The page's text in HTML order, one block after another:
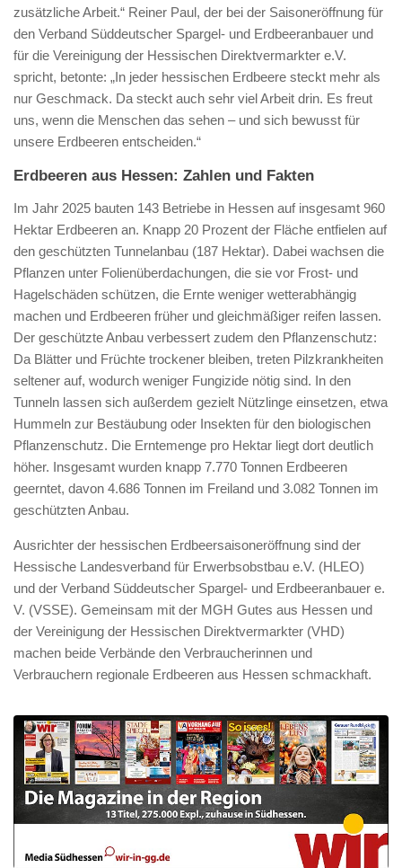
zusätzliche Arbeit.“ Reiner Paul, der bei der Saisoneröffnung für
den Verband Süddeutscher Spargel- und Erdbeeranbauer und
für die Vereinigung der Hessischen Direktvermarkter e.V.
spricht, betonte: „In jeder hessischen Erdbeere steckt mehr als
nur Geschmack. Da steckt auch sehr viel Arbeit drin. Es freut
uns, wenn die Menschen das sehen – und sich bewusst für
unsere Erdbeeren entscheiden.“
Erdbeeren aus Hessen: Zahlen und Fakten
Im Jahr 2025 bauten 143 Betriebe in Hessen auf insgesamt 960
Hektar Erdbeeren an. Knapp 20 Prozent der Fläche entfielen auf
den geschützten Tunnelanbau (187 Hektar). Dabei wachsen die
Pflanzen unter Folienüberdachungen, die sie vor Frost- und
Hagelschäden schützen, die Ernte weniger wetterabhängig
machen und Erdbeeren früher und gleichmäßiger reifen lassen.
Der geschützte Anbau verbessert zudem den Pflanzenschutz:
Da Blätter und Früchte trockener bleiben, treten Pilzkrankheiten
seltener auf, wodurch weniger Fungizide nötig sind. In den
Tunneln lassen sich außerdem gezielt Nützlinge einsetzen, etwa
Hummeln zur Bestäubung oder Insekten für den biologischen
Pflanzenschutz. Die Erntemenge pro Hektar liegt dort deutlich
höher. Insgesamt wurden knapp 7.770 Tonnen Erdbeeren
geerntet, davon 4.686 Tonnen im Freiland und 3.082 Tonnen im
geschützten Anbau.
Ausrichter der hessischen Erdbeersaisoneröffnung sind der
Hessische Landesverband für Erwerbsobstbau e.V. (HLEO)
und der Verband Süddeutscher Spargel- und Erdbeeranbauer e.
V. (VSSE). Gemeinsam mit der MGH Gutes aus Hessen und
der Vereinigung der Hessischen Direktvermarkter (VHD)
machen beide Verbände den Verbraucherinnen und
Verbrauchern regionale Erdbeeren aus Hessen schmackhaft.